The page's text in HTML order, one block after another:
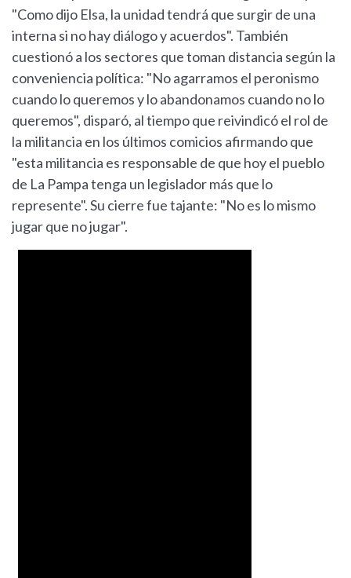
"Como dijo Elsa, la unidad tendrá que surgir de una
interna si no hay diálogo y acuerdos". También
cuestionó a los sectores que toman distancia según la
conveniencia política: "No agarramos el peronismo
cuando lo queremos y lo abandonamos cuando no lo
queremos", disparó, al tiempo que reivindicó el rol de
la militancia en los últimos comicios afirmando que
"esta militancia es responsable de que hoy el pueblo
de La Pampa tenga un legislador más que lo
represente". Su cierre fue tajante: "No es lo mismo
jugar que no jugar".